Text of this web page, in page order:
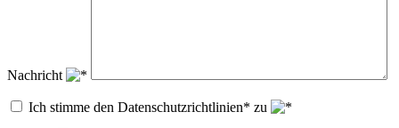
Nachricht
Ich stimme den Datenschutzrichtlinien* zu